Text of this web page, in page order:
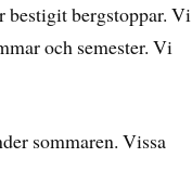
bestigit bergstoppar. Vi
och semester. Vi
sommaren. Vissa